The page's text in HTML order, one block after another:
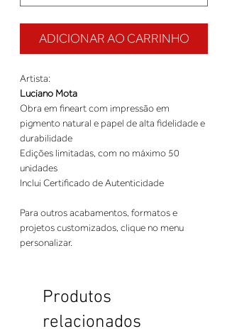
ADICIONAR AO CARRINHO
Artista:
Luciano Mota
Obra em fineart com impressão em
pigmento natural e papel de alta fidelidade e
durabilidade
Edições limitadas, com no máximo 50
unidades
Inclui Certificado de Autenticidade
Para outros acabamentos, formatos e
projetos customizados, clique no menu
personalizar.
Produtos
relacionados